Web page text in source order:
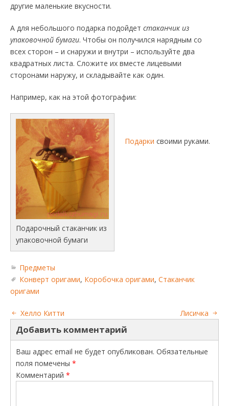
другие маленькие вкусности.
А для небольшого подарка подойдет стаканчик из
упаковочной бумаги. Чтобы он получился нарядным со
всех сторон – и снаружи и внутри – используйте два
квадратных листа. Сложите их вместе лицевыми
сторонами наружу, и складывайте как один.
Например, как на этой фотографии:
Подарочный стаканчик из
упаковочной бумаги
Подарки своими руками.
Предметы
Конверт оригами, Коробочка оригами, Стаканчик
оригами
Хелло Китти Лисичка
Добавить комментарий
Ваш адрес email не будет опубликован. Обязательные
поля помечены *
Комментарий *